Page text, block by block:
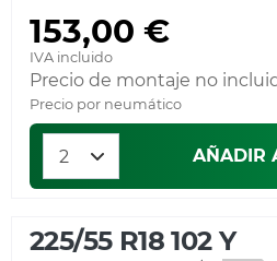
153,00 €
IVA incluido
Precio de montaje no
Precio por neumático
AÑADIR
225/55 R18 102 Y